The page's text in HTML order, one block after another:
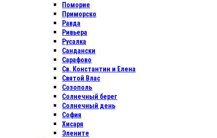
Поморие
Приморско
Равда
Ривьера
Русалка
Сандански
Сарафово
Св. Константин и Елена
Святой Влас
Созополь
Солнечный берег
Солнечный день
София
Хисаря
Элените